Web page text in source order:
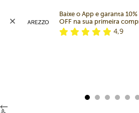
Baixe o App e garanta 10%
OFF na sua primeira
4,9